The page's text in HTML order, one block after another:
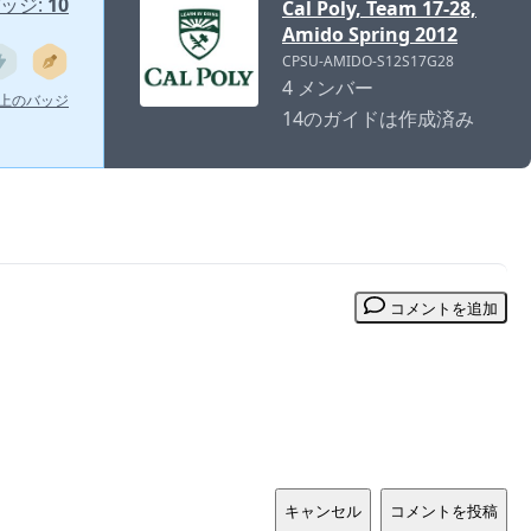
のバッジ
Cal Poly, Team 17-28,
Amido Spring 2012
CPSU-AMIDO-S12S17G28
4 メンバー
14のガイドは作成済み
コメントを追加
キャンセル コメントを投稿